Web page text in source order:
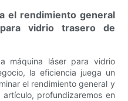
el rendimiento general
vidrio trasero de
máquina láser para vidrio
la eficiencia juega un
el rendimiento general y
profundizaremos en